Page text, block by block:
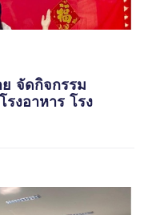
จัดกิจกรรม
งอาหาร โรง